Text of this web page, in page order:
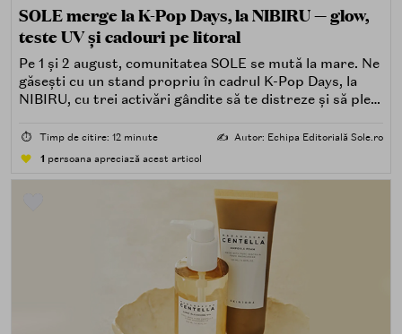
SOLE merge la K-Pop Days, la NIBIRU — glow,
teste UV și cadouri pe litoral
Pe 1 și 2 august, comunitatea SOLE se mută la mare. Ne
găsești cu un stand propriu în cadrul K-Pop Days, la
NIBIRU, cu trei activări gândite să te distreze și să pleci
⏱️ Timp de citire: 12 minute ✍️ Autor: Echipa Editorială Sole.ro
1 persoana apreciază acest articol